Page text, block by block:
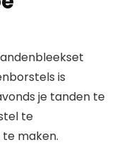
is
je tanden te
te
maken.